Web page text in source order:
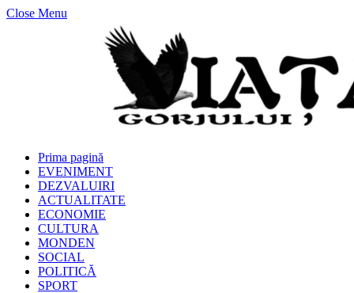
Close Menu
Prima pagină
EVENIMENT
DEZVALUIRI
ACTUALITATE
ECONOMIE
CULTURA
MONDEN
SOCIAL
POLITICĂ
SPORT